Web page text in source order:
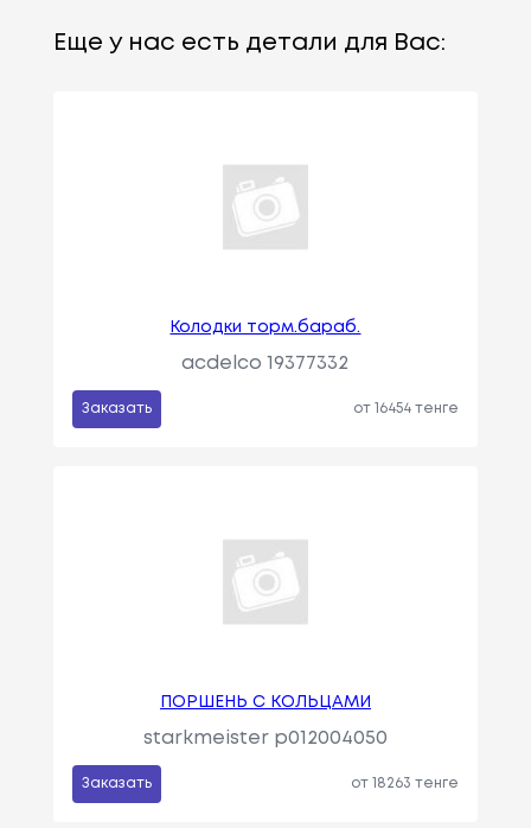
Еще у нас есть детали для Вас:
Колодки торм.бараб.
acdelco 19377332
Заказать от 16454 тенге
ПОРШЕНЬ С КОЛЬЦАМИ
starkmeister p012004050
Заказать от 18263 тенге